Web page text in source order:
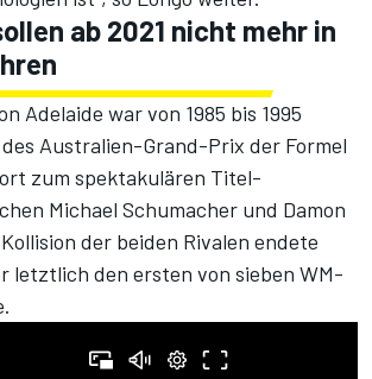
ab 2021 nicht mehr in
Adelaide war von 1985 bis 1995
Australien-Grand-Prix der Formel
zum spektakulären Titel-
Michael Schumacher und Damon
der beiden Rivalen endete
letztlich den ersten von sieben WM-